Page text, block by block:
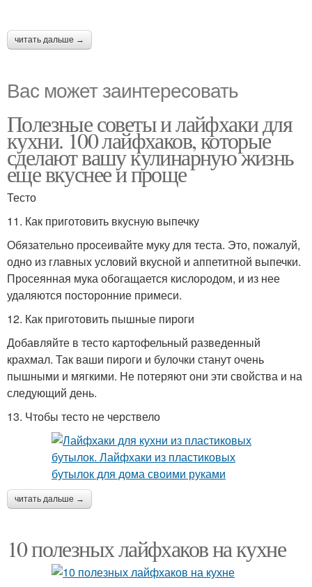
читать дальше →
Вас может заинтересовать
Полезные советы и лайфхаки для
кухни. 100 лайфхаков, которые
сделают вашу кулинарную жизнь
еще вкуснее и проще
Тесто
11. Как приготовить вкусную выпечку
Обязательно просеивайте муку для теста. Это, пожалуй,
одно из главных условий вкусной и аппетитной выпечки.
Просеянная мука обогащается кислородом, и из нее
удаляются посторонние примеси.
12. Как приготовить пышные пироги
Добавляйте в тесто картофельный разведенный
крахмал. Так ваши пироги и булочки станут очень
пышными и мягкими. Не потеряют они эти свойства и на
следующий день.
13. Чтобы тесто не черствело
читать дальше →
10 полезных лайфхаков на кухне